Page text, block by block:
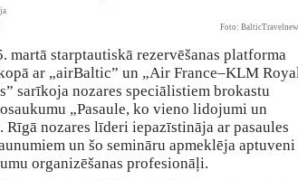
Foto:
martā starptautiskā rezervēšanas platforma
ar „airBaltic” un „Air France–KLM
sarīkoja nozares speciālistiem brokastu
„Pasaule, ko vieno lidojumi un
Rīgā nozares līderi iepazīstināja ar pasaules
un šo semināru apmeklēja aptuveni
organizēšanas profesionāļi.